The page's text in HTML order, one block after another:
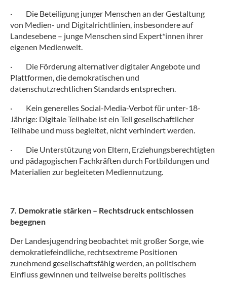
· Die Beteiligung junger Menschen an der Gestaltung
von Medien- und Digitalrichtlinien, insbesondere auf
Landesebene – junge Menschen sind Expert*innen ihrer
eigenen Medienwelt.
· Die Förderung alternativer digitaler Angebote und
Plattformen, die demokratischen und
datenschutzrechtlichen Standards entsprechen.
· Kein generelles Social-Media-Verbot für unter-18-
Jährige: Digitale Teilhabe ist ein Teil gesellschaftlicher
Teilhabe und muss begleitet, nicht verhindert werden.
· Die Unterstützung von Eltern, Erziehungsberechtigten
und pädagogischen Fachkräften durch Fortbildungen und
Materialien zur begleiteten Mediennutzung.
7. Demokratie stärken – Rechtsdruck entschlossen
begegnen
Der Landesjugendring beobachtet mit großer Sorge, wie
demokratiefeindliche, rechtsextreme Positionen
zunehmend gesellschaftsfähig werden, an politischem
Einfluss gewinnen und teilweise bereits politisches